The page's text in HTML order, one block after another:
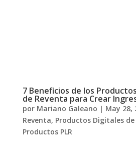
7 Beneficios de los
de Reventa para Crear
por Mariano Galeano | May 28,
Reventa, Productos Digitales de
Productos PLR